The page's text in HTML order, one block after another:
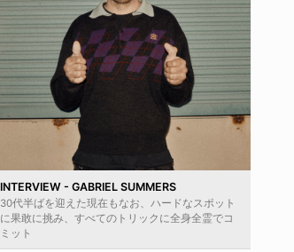
INTERVIEW - GABRIEL SUMMERS
30代半ばを迎えた現在もなお、ハードなスポット
に果敢に挑み、すべてのトリックに全身全霊でコ
ミット